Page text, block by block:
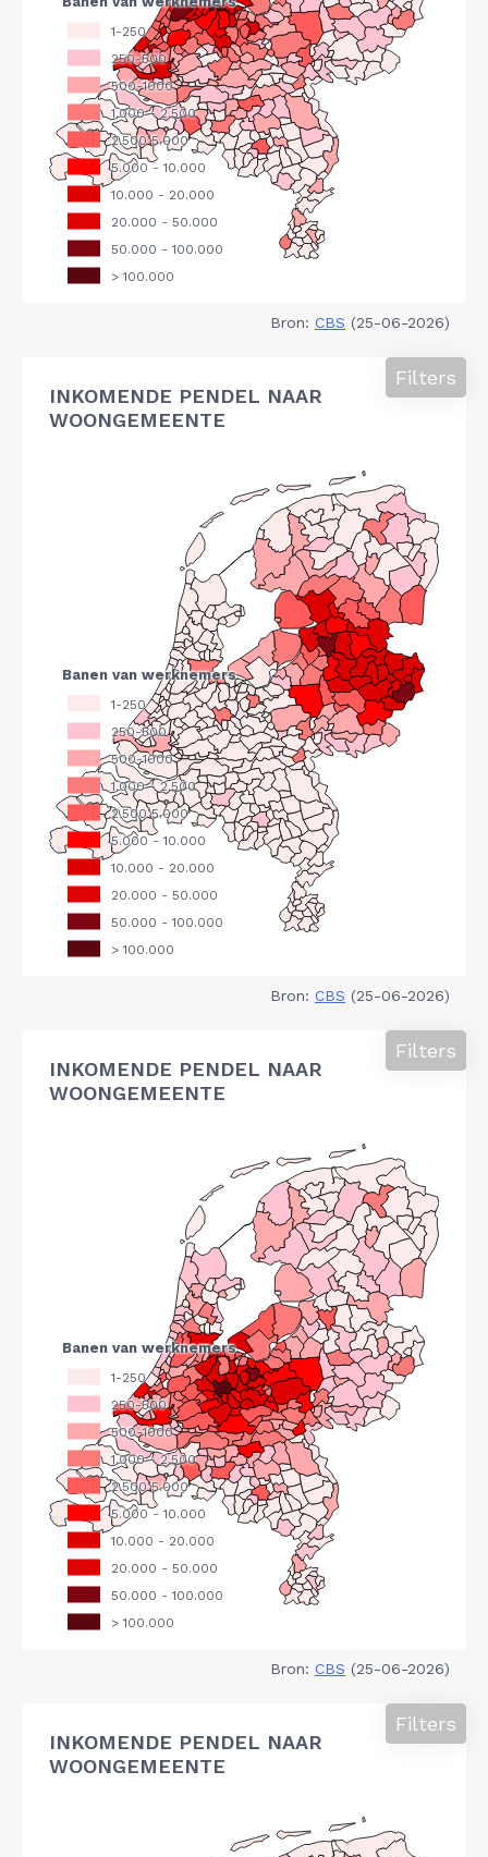
Bron: CBS (25-06-2026)
INKOMENDE PENDEL NAAR
WOONGEMEENTE
Filters
Bron: CBS (25-06-2026)
INKOMENDE PENDEL NAAR
WOONGEMEENTE
Filters
Bron: CBS (25-06-2026)
INKOMENDE PENDEL NAAR
WOONGEMEENTE
Filters